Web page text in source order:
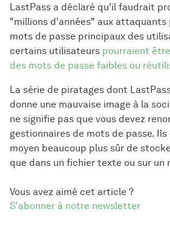
LastPass a déclaré qu'il faudrait
"millions d'années" aux attaquants
mots de passe principaux des
certains utilisateurs pourraient
des mots de passe faibles ou
La série de piratages dont
donne une mauvaise image à la
ne signifie pas que vous devez
gestionnaires de mots de passe.
moyen beaucoup plus sûr de
que dans un fichier texte ou sur un
Vous avez aimé cet article ?
S'abonner à notre newsletter